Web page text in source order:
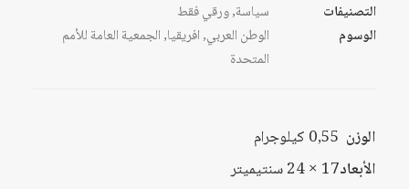
التصنيفات سياسة,ورقي فقط
الوسوم
الوطن العربي,افريقيا,الجمعية العامة للأمم
المتحدة
الوزن 0,55 كيلوجرام
الأبعاد17 × 24 سنتيميتر